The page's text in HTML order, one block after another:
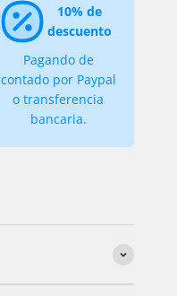
10% de
descuento
Pagando de
contado por Paypal
o transferencia
bancaria.